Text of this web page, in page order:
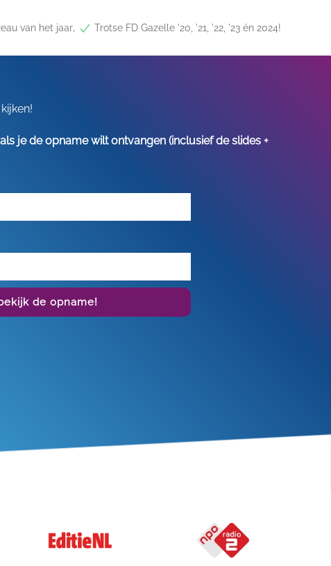
van het jaar, Trotse FD Gazelle '20, '21, '22, '23 én 2024!
je de opname wilt ontvangen (inclusief de slides +
de opname!